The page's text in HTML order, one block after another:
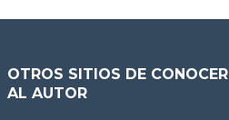
OTROS SITIOS DE CONOCER
AL AUTOR